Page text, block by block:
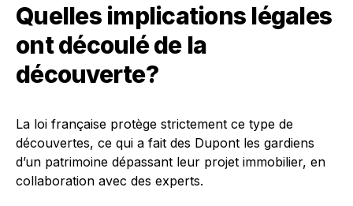
Quelles implications légales
ont découlé de la
découverte?
La loi française protège strictement ce type de
découvertes, ce qui a fait des Dupont les gardiens
d’un patrimoine dépassant leur projet immobilier, en
collaboration avec des experts.